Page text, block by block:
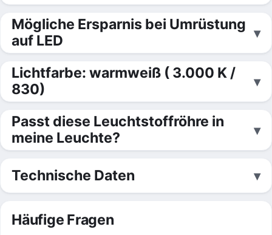
Mögliche Ersparnis bei Umrüstung
auf LED
Lichtfarbe: warmweiß ( 3.000 K /
830)
Passt diese Leuchtstoffröhre in
meine Leuchte?
Technische Daten
Häufige Fragen